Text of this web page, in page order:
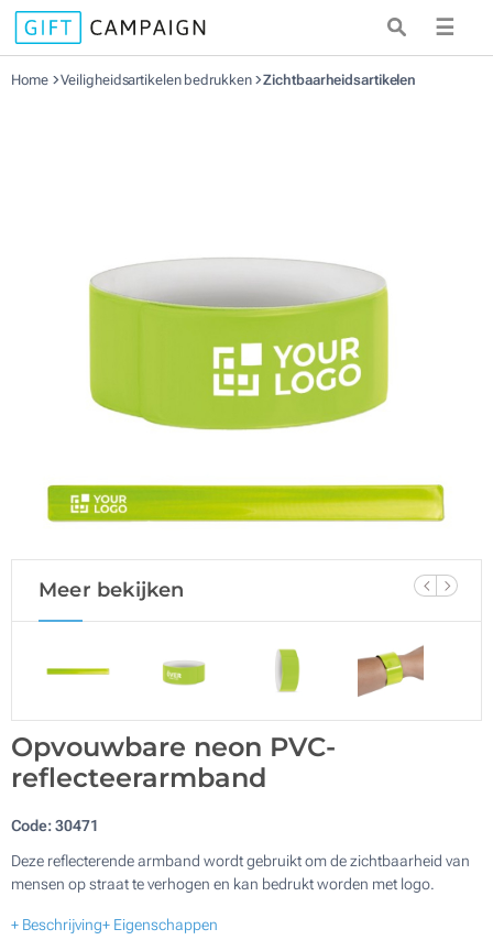
☰
Home Veiligheidsartikelen bedrukken Zichtbaarheidsartikelen
Meer bekijken
Opvouwbare neon PVC-
reflecteerarmband
Code:30471
Deze reflecterende armband wordt gebruikt om de zichtbaarheid van
mensen op straat te verhogen en kan bedrukt worden met logo.
+ Beschrijving+ Eigenschappen